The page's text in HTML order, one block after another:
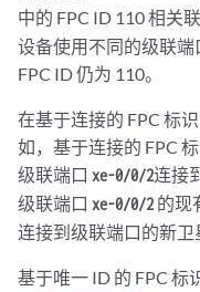
中的 FPC ID 110 相关
设备使用不同的级联
FPC ID 仍为 110。
在基于连接的 FPC 标
如，基于连接的 FPC
级联端口 xe-0/0/2连接
级联端口 xe-0/0/2 的现
连接到级联端口的新卫
基于唯一 ID 的 FPC 标